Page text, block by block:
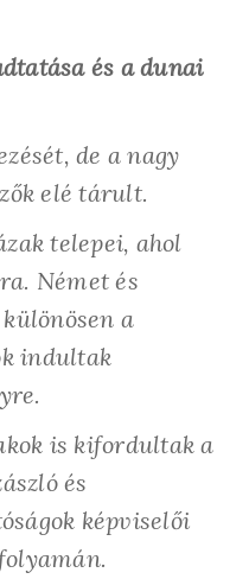
és a dunai
de a nagy
elé tárult.
telepei, ahol
Német és
a
indultak
is kifordultak a
és
képviselői